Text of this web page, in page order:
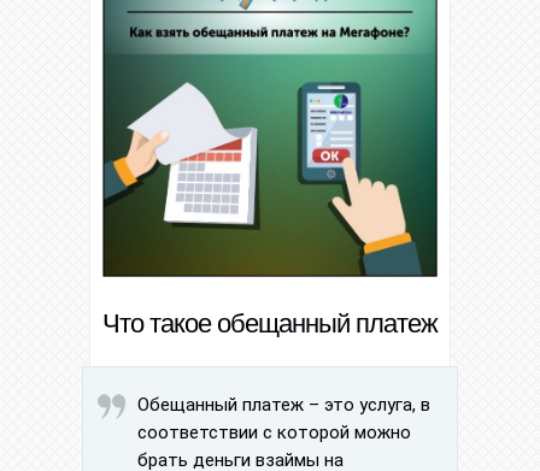
Что такое обещанный платеж
Обещанный платеж – это услуга, в
соответствии с которой можно
брать деньги взаймы на